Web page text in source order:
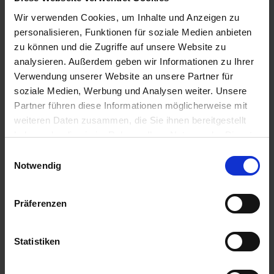
Wir verwenden Cookies, um Inhalte und Anzeigen zu
personalisieren, Funktionen für soziale Medien anbieten
zu können und die Zugriffe auf unsere Website zu
analysieren. Außerdem geben wir Informationen zu Ihrer
Verwendung unserer Website an unsere Partner für
soziale Medien, Werbung und Analysen weiter. Unsere
Partner führen diese Informationen möglicherweise mit
weiteren Daten zusammen, die Sie ihnen bereitgestellt
haben oder die sie im Rahmen Ihrer Nutzung der Dienste
Notwendig
Präferenzen
Statistiken
Tag aufnehmen.
Saubere Tränken, ausreichende Durchflussmengen und
regelmäßige Kontrolle der Wasserversorgung sind daher
essenziell.
Elektrolythaushalt stabil halten
Mit steigender Wasseraufnahme verändert sich auch der
Mineralstoffhaushalt. Elektrolyte wie Natrium, Kalium und
Chlorid sind für zahlreiche Stoffwechselprozesse notwendig.
und sich negativ auf Kreislauf und Leistungsfähigkeit
auswirken. Eine gezielte Ergänzung über das Futter kann hier
Schweine fressen bevorzugt in kühleren Tagesphasen.
Deshalb empfiehlt es sich, größere Futtergaben in die frühen